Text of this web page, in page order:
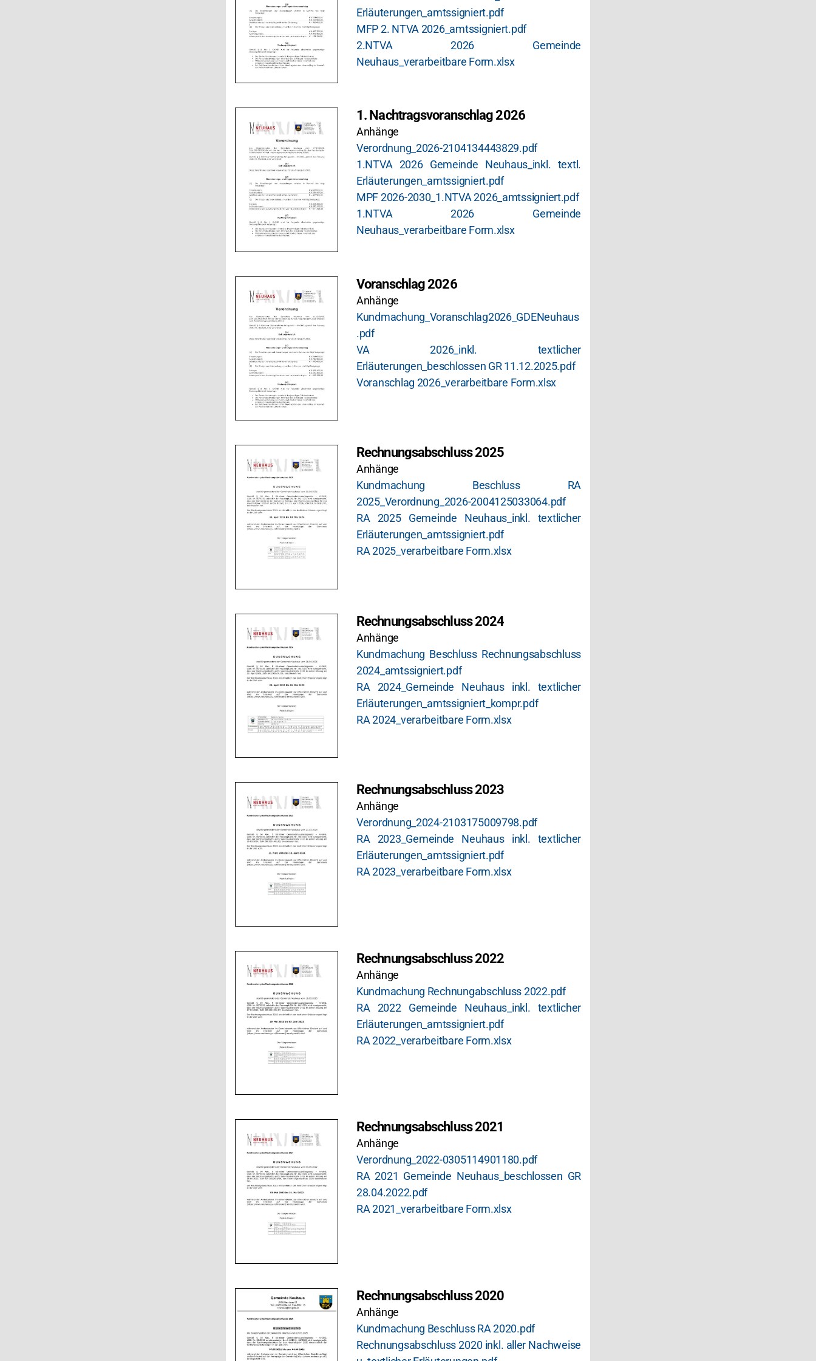
Erläuterungen_amtssigniert.pdf
MFP 2. NTVA 2026_amtssigniert.pdf
2.NTVA 2026 Gemeinde
Neuhaus_verarbeitbare Form.xlsx
1. Nachtragsvoranschlag 2026
Anhänge
Verordnung_2026-2104134443829.pdf
1.NTVA 2026 Gemeinde Neuhaus_inkl. textl.
Erläuterungen_amtssigniert.pdf
MPF 2026-2030_1.NTVA 2026_amtssigniert.pdf
1.NTVA 2026 Gemeinde
Neuhaus_verarbeitbare Form.xlsx
Voranschlag 2026
Anhänge
Kundmachung_Voranschlag2026_GDENeuhaus
.pdf
VA 2026_inkl. textlicher
Erläuterungen_beschlossen GR 11.12.2025.pdf
Voranschlag 2026_verarbeitbare Form.xlsx
Rechnungsabschluss 2025
Anhänge
Kundmachung Beschluss RA
2025_Verordnung_2026-2004125033064.pdf
RA 2025 Gemeinde Neuhaus_inkl. textlicher
Erläuterungen_amtssigniert.pdf
RA 2025_verarbeitbare Form.xlsx
Rechnungsabschluss 2024
Anhänge
Kundmachung Beschluss Rechnungsabschluss
2024_amtssigniert.pdf
RA 2024_Gemeinde Neuhaus inkl. textlicher
Erläuterungen_amtssigniert_kompr.pdf
RA 2024_verarbeitbare Form.xlsx
Rechnungsabschluss 2023
Anhänge
Verordnung_2024-2103175009798.pdf
RA 2023_Gemeinde Neuhaus inkl. textlicher
Erläuterungen_amtssigniert.pdf
RA 2023_verarbeitbare Form.xlsx
Rechnungsabschluss 2022
Anhänge
Kundmachung Rechnungabschluss 2022.pdf
RA 2022 Gemeinde Neuhaus_inkl. textlicher
Erläuterungen_amtssigniert.pdf
RA 2022_verarbeitbare Form.xlsx
Rechnungsabschluss 2021
Anhänge
Verordnung_2022-0305114901180.pdf
RA 2021 Gemeinde Neuhaus_beschlossen GR
28.04.2022.pdf
RA 2021_verarbeitbare Form.xlsx
Rechnungsabschluss 2020
Anhänge
Kundmachung Beschluss RA 2020.pdf
Rechnungsabschluss 2020 inkl. aller Nachweise